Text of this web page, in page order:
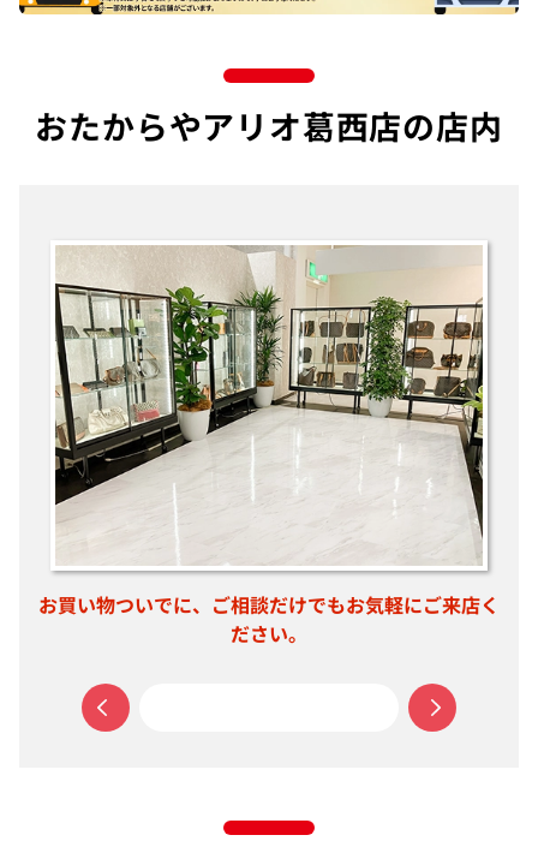
おたからやアリオ葛西店の店内
お気軽にご来店く 扉がなく入りやすい入口です